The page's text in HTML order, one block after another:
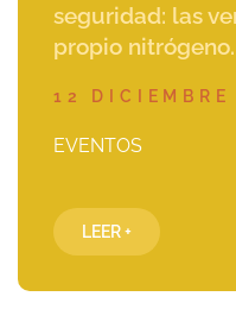
seguridad: las
propio nitrógeno.
12 DICIEMBRE
EVENTOS
LEER +